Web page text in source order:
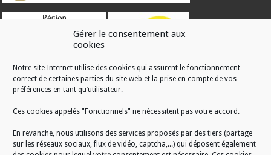
Gérer le consentement aux
cookies
Notre site Internet utilise des cookies qui assurent le fonctionnement
correct de certaines parties du site web et la prise en compte de vos
préférences en tant qu’utilisateur.
Ces cookies appelés "Fonctionnels" ne nécessitent pas votre accord.
En revanche, nous utilisons des services proposés par des tiers (partage
sur les réseaux sociaux, flux de vidéo, captcha,...) qui déposent également
RÉALISATION